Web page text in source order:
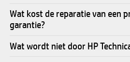
Wat kost de reparatie van een
garantie?
Wat wordt niet door HP